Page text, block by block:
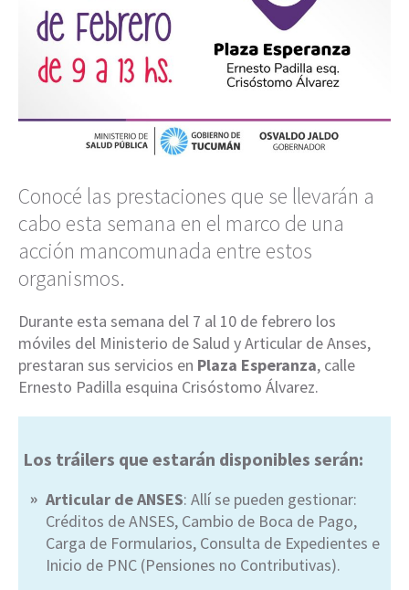
Conocé las prestaciones que se llevarán a
cabo esta semana en el marco de una
acción mancomunada entre estos
organismos.
Durante esta semana del 7 al 10 de febrero los
móviles del Ministerio de Salud y Articular de Anses,
prestaran sus servicios en Plaza Esperanza, calle
Ernesto Padilla esquina Crisóstomo Álvarez.
Los tráilers que estarán disponibles serán:
Articular de ANSES: Allí se pueden gestionar:
Créditos de ANSES, Cambio de Boca de Pago,
Carga de Formularios, Consulta de Expedientes e
Inicio de PNC (Pensiones no Contributivas).